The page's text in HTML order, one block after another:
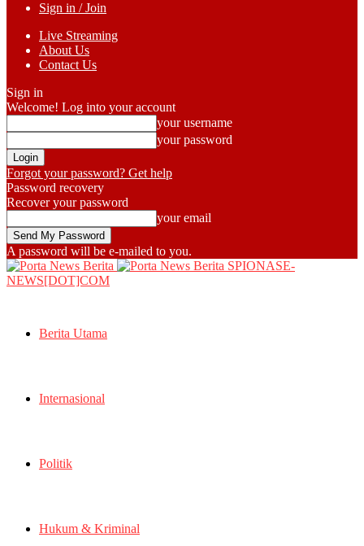
Sign in / Join
Live Streaming
About Us
Contact Us
Sign in
Welcome! Log into your account
your username
your password
Forgot your password? Get help
Password recovery
Recover your password
your email
A password will be e-mailed to you.
SPIONASE-
NEWS[DOT]COM
Berita Utama
Internasional
Politik
Hukum & Kriminal